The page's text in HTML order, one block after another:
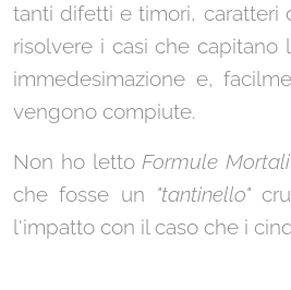
tanti difetti e timori, caratteri
risolvere i casi che
immedesimazione e,
vengono compiute.
Non ho letto Formule Mortali
che fosse un "tantinello"
l'impatto con il caso che i